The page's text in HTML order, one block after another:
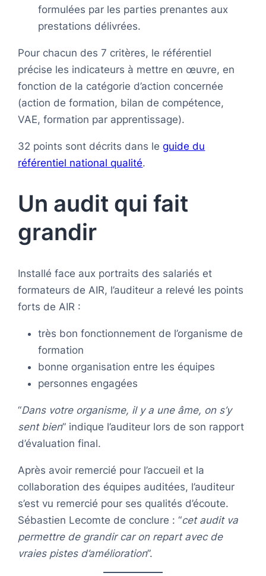
formulées par les parties prenantes aux
prestations délivrées.
Pour chacun des 7 critères, le référentiel
précise les indicateurs à mettre en œuvre, en
fonction de la catégorie d’action concernée
(action de formation, bilan de compétence,
VAE, formation par apprentissage).
32 points sont décrits dans leguide du
référentiel national qualité.
Un audit qui fait
grandir
Installé face aux portraits des salariés et
formateurs de AIR, l’auditeur a relevé les points
forts de AIR :
très bon fonctionnement de l’organisme de
formation
bonne organisation entre les équipes
personnes engagées
“Dans votre organisme, il y a une âme, on s’y
sent bien” indique l’auditeur lors de son rapport
d’évaluation final.
Après avoir remercié pour l’accueil et la
collaboration des équipes auditées, l’auditeur
s’est vu remercié pour ses qualités d’écoute.
Sébastien Lecomte de conclure : “cet audit va
permettre de grandir car on repart avec de
vraies pistes d’amélioration”.